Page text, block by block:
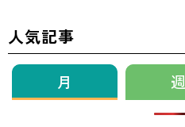
人気記事
月 週